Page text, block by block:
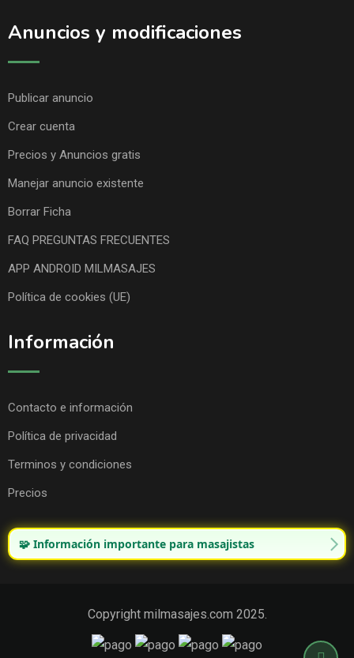
Anuncios y modificaciones
Publicar anuncio
Crear cuenta
Precios y Anuncios gratis
Manejar anuncio existente
Borrar Ficha
FAQ PREGUNTAS FRECUENTES
APP ANDROID MILMASAJES
Política de cookies (UE)
Información
Contacto e información
Política de privacidad
Terminos y condiciones
Precios
🧩 Información importante para masajistas
Copyright milmasajes.com 2025.